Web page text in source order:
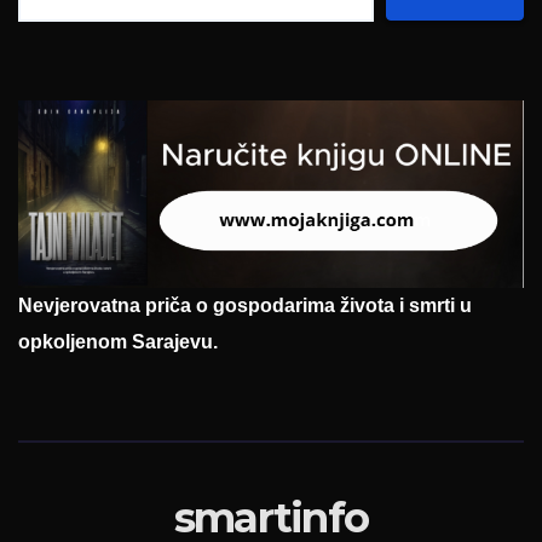
Nevjerovatna priča o gospodarima života i smrti u
opkoljenom Sarajevu.
smartinfo